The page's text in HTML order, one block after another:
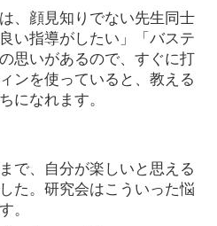
、顔見知りでない先生同士
い指導がしたい」「バステ
思いがあるので、すぐに打
ンを使っていると、教える
になれます。
で、自分が楽しいと思える
た。研究会はこういった悩
。